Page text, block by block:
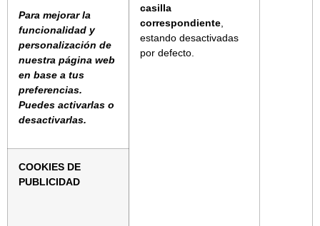
casilla
correspondiente,
estando desactivadas
por defecto.
Para mejorar la
funcionalidad y
personalización de
nuestra página web
en base a tus
preferencias.
Puedes activarlas o
desactivarlas.
COOKIES DE
PUBLICIDAD